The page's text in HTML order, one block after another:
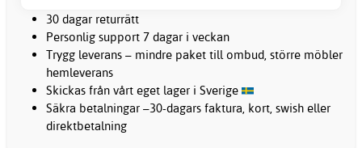
30 dagar returrätt
Personlig support 7 dagar i veckan
Trygg leverans – mindre paket till ombud, större möbler
hemleverans
Skickas från vårt eget lager i Sverige
Säkra betalningar –30-dagars faktura, kort, swish eller
direktbetalning